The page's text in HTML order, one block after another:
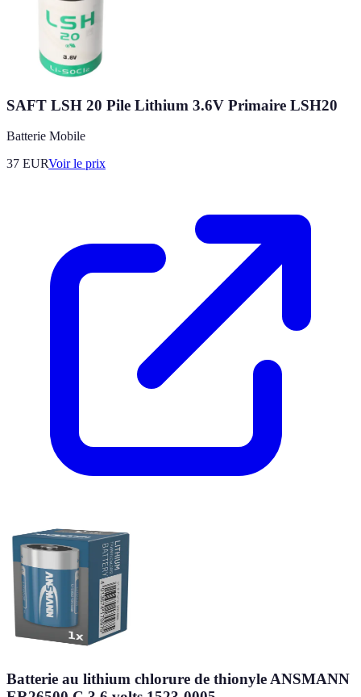
SAFT LSH 20 Pile Lithium 3.6V Primaire LSH20
Batterie Mobile
37 EURVoir le prix
Batterie au lithium chlorure de thionyle ANSMANN